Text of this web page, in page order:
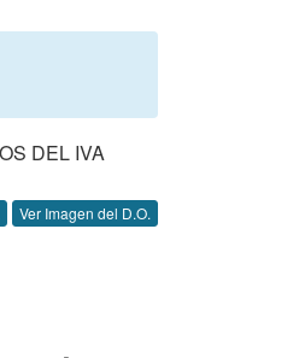
DEL IVA
Ver Imagen del D.O.